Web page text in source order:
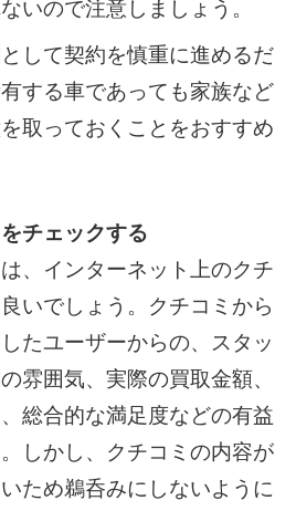
いので注意しましょう。
して契約を慎重に進めるだ
する車であっても家族など
取っておくことをおすすめ
チェックする
、インターネット上のクチ
いでしょう。クチコミから
たユーザーからの、スタッ
雰囲気、実際の買取金額、
総合的な満足度などの有益
しかし、クチコミの内容が
ため鵜呑みにしないように